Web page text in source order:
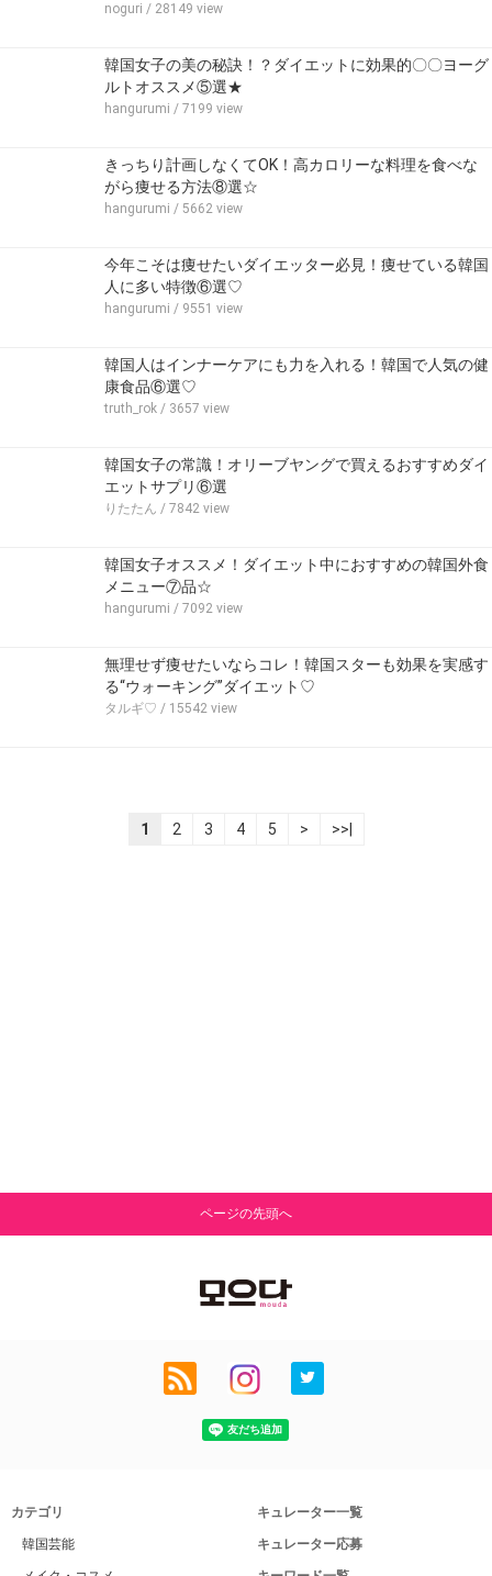
noguri / 28149 view
韓国女子の美の秘訣！？ダイエットに効果的〇〇ヨーグ
ルトオススメ⑤選★
hangurumi / 7199 view
きっちり計画しなくてOK！高カロリーな料理を食べな
がら痩せる方法⑧選☆
hangurumi / 5662 view
今年こそは痩せたいダイエッター必見！痩せている韓国
人に多い特徴⑥選♡
hangurumi / 9551 view
韓国人はインナーケアにも力を入れる！韓国で人気の健
康食品⑥選♡
truth_rok / 3657 view
韓国女子の常識！オリーブヤングで買えるおすすめダイ
エットサプリ⑥選
りたたん / 7842 view
韓国女子オススメ！ダイエット中におすすめの韓国外食
メニュー⑦品☆
hangurumi / 7092 view
無理せず痩せたいならコレ！韓国スターも効果を実感す
る“ウォーキング”ダイエット♡
タルギ♡ / 15542 view
1 2 3 4 5 > >>|
ページの先頭へ
カテゴリ
韓国芸能
キュレーター一覧
キュレーター応募